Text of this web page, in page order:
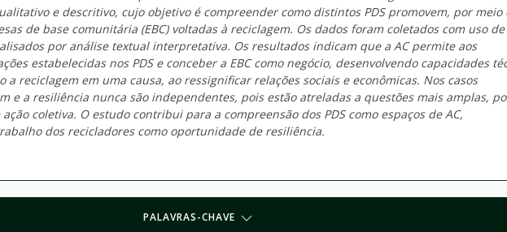
e descritivo, cujo objetivo é compreender como distintos PDS promovem, por meio
de base comunitária (EBC) voltadas à reciclagem. Os dados foram coletados com uso de
por análise textual interpretativa. Os resultados indicam que a AC permite aos
estabelecidas nos PDS e conceber a EBC como negócio, desenvolvendo capacidades
a reciclagem em uma causa, ao ressignificar relações sociais e econômicas. Nos casos
e a resiliência nunca são independentes, pois estão atreladas a questões mais amplas,
coletiva. O estudo contribui para a compreensão dos PDS como espaços de AC,
dos recicladores como oportunidade de resiliência.
PALAVRAS-CHAVE